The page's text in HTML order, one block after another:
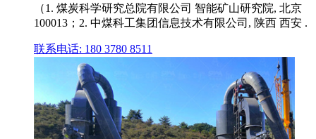
（1. 煤炭科学研究总院有限公司 智能矿山研究院, 北京
100013；2. 中煤科工集团信息技术有限公司, 陕西 西安 .
联系电话: 180 3780 8511